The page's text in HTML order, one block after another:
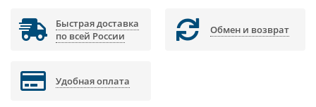
Быстрая доставка
по всей России
Обмен и возврат
Удобная оплата